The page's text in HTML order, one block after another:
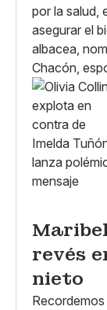
por la salud,
asegurar el
albacea,
Chacón,
revés
nieto